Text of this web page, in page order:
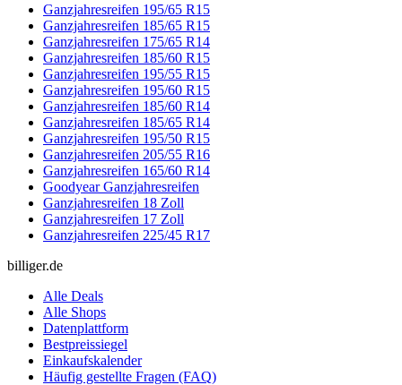
Ganzjahresreifen 195/65 R15
Ganzjahresreifen 185/65 R15
Ganzjahresreifen 175/65 R14
Ganzjahresreifen 185/60 R15
Ganzjahresreifen 195/55 R15
Ganzjahresreifen 195/60 R15
Ganzjahresreifen 185/60 R14
Ganzjahresreifen 185/65 R14
Ganzjahresreifen 195/50 R15
Ganzjahresreifen 205/55 R16
Ganzjahresreifen 165/60 R14
Goodyear Ganzjahresreifen
Ganzjahresreifen 18 Zoll
Ganzjahresreifen 17 Zoll
Ganzjahresreifen 225/45 R17
billiger.de
Alle Deals
Alle Shops
Datenplattform
Bestpreissiegel
Einkaufskalender
Häufig gestellte Fragen (FAQ)